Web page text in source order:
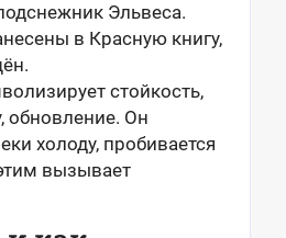
Эльвеса.
в Красную книгу,
стойкость,
обновление. Он
холоду, пробивается
вызывает